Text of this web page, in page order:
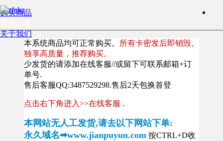
购买商品
关于我们
本系统商品均可正常购买。
所有卡密发后即销毁。
独享高质量，推荐购买。
少发货的请添加在线客服//或留下可联系邮箱+订
单号.
售后客服QQ:3487529298.售后2天包换首登
点击右下角进入>>在线客服 .
本网站无人工发货,请去以下网站下单:
永久域名➡www.jianpuyun.com 按CTRL+D收